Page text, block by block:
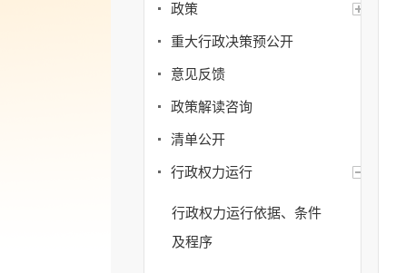
政策
重大行政决策预公开
意见反馈
政策解读咨询
清单公开
行政权力运行
行政权力运行依据、条件
及程序